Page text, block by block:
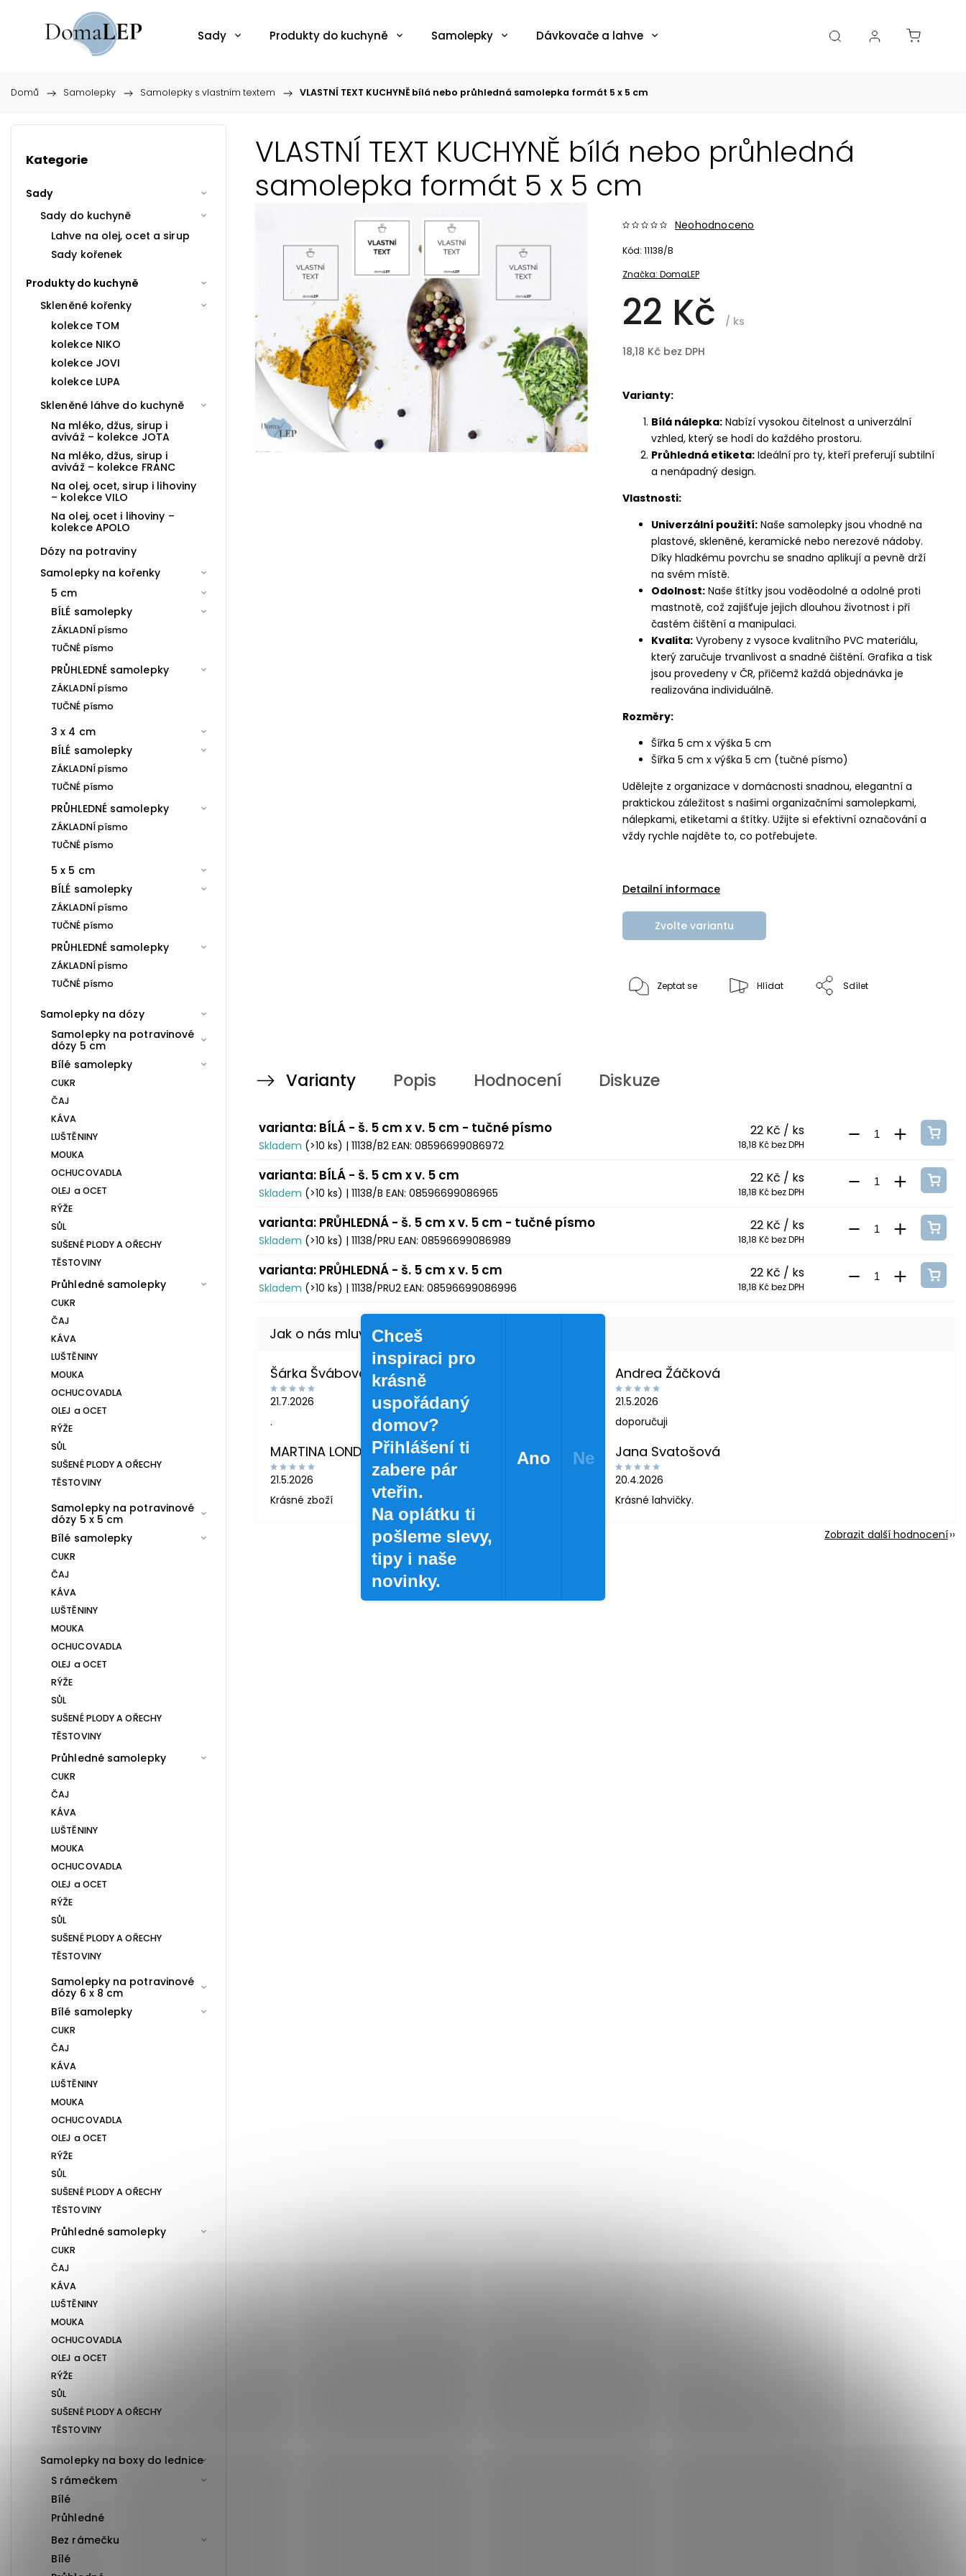
Sady Produkty do kuchyně Samolepky Dávkovače a lahve Boxy, dózy, kořenky, skleničky Akce
Domů / Samolepky / Samolepky s vlastním textem / VLASTNÍ TEXT KUCHYNĚ bílá nebo průhledná samolepka formát 5 x 5 cm
Kategorie
Sady
Sady do kuchyně
Lahve na olej, ocet a sirup
Sady kořenek
Produkty do kuchyně
Skleněné kořenky
kolekce TOM
kolekce NIKO
kolekce JOVI
kolekce LUPA
Skleněné láhve do kuchyně
Na mléko, džus, sirup i
aviváž – kolekce JOTA
Na mléko, džus, sirup i
aviváž – kolekce FRANC
Na olej, ocet, sirup i lihoviny
– kolekce VILO
Na olej, ocet i lihoviny –
kolekce APOLO
Dózy na potraviny
Samolepky na kořenky
5 cm
BÍLÉ samolepky
ZÁKLADNÍ písmo
TUČNÉ písmo
PRŮHLEDNÉ samolepky
ZÁKLADNÍ písmo
TUČNÉ písmo
3 x 4 cm
BÍLÉ samolepky
ZÁKLADNÍ písmo
TUČNÉ písmo
PRŮHLEDNÉ samolepky
ZÁKLADNÍ písmo
TUČNÉ písmo
5 x 5 cm
BÍLÉ samolepky
ZÁKLADNÍ písmo
TUČNÉ písmo
PRŮHLEDNÉ samolepky
ZÁKLADNÍ písmo
TUČNÉ písmo
Samolepky na dózy
Samolepky na potravinové
dózy 5 cm
Bílé samolepky
CUKR
ČAJ
KÁVA
LUŠTĚNINY
MOUKA
OCHUCOVADLA
OLEJ a OCET
RÝŽE
SŮL
SUŠENÉ PLODY A OŘECHY
TĚSTOVINY
Průhledné samolepky
CUKR
ČAJ
KÁVA
LUŠTĚNINY
MOUKA
OCHUCOVADLA
OLEJ a OCET
RÝŽE
SŮL
SUŠENÉ PLODY A OŘECHY
TĚSTOVINY
Samolepky na potravinové
dózy 5 x 5 cm
Bílé samolepky
CUKR
ČAJ
KÁVA
LUŠTĚNINY
MOUKA
OCHUCOVADLA
OLEJ a OCET
RÝŽE
SŮL
SUŠENÉ PLODY A OŘECHY
TĚSTOVINY
Průhledné samolepky
CUKR
ČAJ
KÁVA
LUŠTĚNINY
MOUKA
OCHUCOVADLA
OLEJ a OCET
RÝŽE
SŮL
SUŠENÉ PLODY A OŘECHY
TĚSTOVINY
Samolepky na potravinové
dózy 6 x 8 cm
Bílé samolepky
CUKR
ČAJ
KÁVA
LUŠTĚNINY
MOUKA
OCHUCOVADLA
OLEJ a OCET
RÝŽE
SŮL
SUŠENÉ PLODY A OŘECHY
TĚSTOVINY
Průhledné samolepky
CUKR
ČAJ
KÁVA
LUŠTĚNINY
MOUKA
OCHUCOVADLA
OLEJ a OCET
RÝŽE
SŮL
SUŠENÉ PLODY A OŘECHY
TĚSTOVINY
Samolepky na boxy do lednice
S rámečkem
Bílé
Průhledné
Bez rámečku
Bílé
VLASTNÍ TEXT KUCHYNĚ bílá nebo průhledná
samolepka formát 5 x 5 cm
Značka: DomaLEP
Neohodnoceno
22 Kč / ks
18,18 Kč bez DPH
Kód: 11138/B
Varianty:
Bílá nálepka: Nabízí vysokou čitelnost a univerzální
vzhled, který se hodí do každého prostoru.
Průhledná etiketa: Ideální pro ty, kteří preferují subtilní
a nenápadný design.
Vlastnosti:
Univerzální použití: Naše samolepky jsou vhodné na
plastové, skleněné, keramické nebo nerezové nádoby.
Díky hladkému povrchu se snadno aplikují a pevně drží
na svém místě.
Odolnost: Naše štítky jsou voděodolné a odolné proti
mastnotě, což zajišťuje jejich dlouhou životnost i při
častém čištění a manipulaci.
Kvalita: Vyrobeny z vysoce kvalitního PVC materiálu,
který zaručuje trvanlivost a snadné čištění. Grafika a tisk
jsou provedeny v ČR, přičemž každá objednávka je
realizována individuálně.
Rozměry:
Šířka 5 cm x výška 5 cm
Šířka 5 cm x výška 5 cm (tučné písmo)
Udělejte z organizace v domácnosti snadnou, elegantní a
praktickou záležitost s našimi organizačními samolepkami,
nálepkami, etiketami a štítky. Užijte si efektivní označování a
vždy rychle najděte to, co potřebujete.
Detailní informace
Zvolte variantu
Zeptat se Hlídat Sdílet
Varianty Popis Hodnocení Diskuze
varianta: BÍLÁ - š. 5 cm x v. 5 cm - tučné písmo
Skladem (>10 ks) | 11138/B2 EAN: 08596699086972
22 Kč / ks
18,18 Kč bez DPH
varianta: BÍLÁ - š. 5 cm x v. 5 cm
Skladem (>10 ks) | 11138/B EAN: 08596699086965
22 Kč / ks
18,18 Kč bez DPH
varianta: PRŮHLEDNÁ - š. 5 cm x v. 5 cm - tučné písmo
Skladem (>10 ks) | 11138/PRU EAN: 08596699086989
22 Kč / ks
18,18 Kč bez DPH
varianta: PRŮHLEDNÁ - š. 5 cm x v. 5 cm
Skladem (>10 ks) | 11138/PRU2 EAN: 08596699086996
22 Kč / ks
18,18 Kč bez DPH
Šárka Švábová
21.7.2026
.
Andrea Žáčková
21.5.2026
doporučuji
MARTINA LONDINOVÁ
21.5.2026
Krásné zboží
Jana Svatošová
20.4.2026
Krásné lahvičky.
Zobrazit další hodnocení
Chceš
inspiraci pro
krásně
uspořádaný
domov?
Přihlášení ti
zabere pár
vteřin.
Na oplátku ti
pošleme slevy,
tipy i naše
novinky.
Ano Ne